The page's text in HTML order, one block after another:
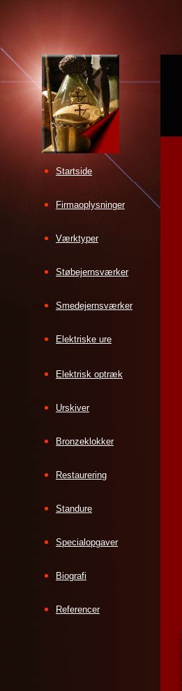
Startside
Firmaoplysninger
Værktyper
Støbejernsværker
Smedejernsværker
Elektriske ure
Elektrisk optræk
Urskiver
Bronzeklokker
Restaurering
Standure
Specialopgaver
Biografi
Referencer